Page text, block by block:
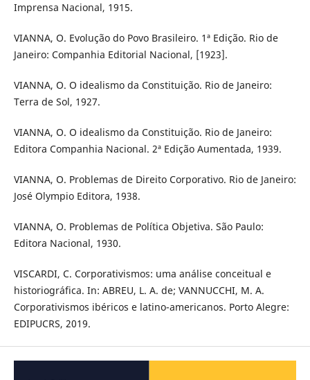
Imprensa Nacional, 1915.
VIANNA, O. Evolução do Povo Brasileiro. 1ª Edição. Rio de
Janeiro: Companhia Editorial Nacional, [1923].
VIANNA, O. O idealismo da Constituição. Rio de Janeiro:
Terra de Sol, 1927.
VIANNA, O. O idealismo da Constituição. Rio de Janeiro:
Editora Companhia Nacional. 2ª Edição Aumentada, 1939.
VIANNA, O. Problemas de Direito Corporativo. Rio de Janeiro:
José Olympio Editora, 1938.
VIANNA, O. Problemas de Política Objetiva. São Paulo:
Editora Nacional, 1930.
VISCARDI, C. Corporativismos: uma análise conceitual e
historiográfica. In: ABREU, L. A. de; VANNUCCHI, M. A.
Corporativismos ibéricos e latino-americanos. Porto Alegre:
EDIPUCRS, 2019.